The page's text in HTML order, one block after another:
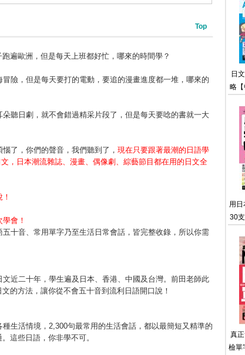
Top
遍歐洲，但是每天上班都好忙，哪來的時間學？
險，但是每天要打的電動，要追的漫畫進度都一堆，哪來的
聽日劇，就不會錯過精采片段了，但是每天要唸的書就一大
了，你們的聲音，我們聽到了，現在只要跟著最潮的日語學
， 日本潮流雜誌、漫畫、偶像劇、綜藝節目都在用的日文全
會！
十音、常用單字乃至生活日常會話，皆完整收錄，所以你需
近二十年，學生遍及日本、香港、中國及台灣。前田老師此
的方法，讓你從不會五十音到流利日語開口說！
生活情境，2,300句最常用的生活會話，都以最簡短又精準的
這些日語，你非學不可。
／
日
略
組
線
用
30
真
檢單